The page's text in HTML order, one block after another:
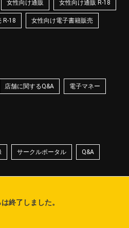
終了しました。
女性向け通販 女性向け通販 R-18
R-18 女性向け電子書籍販売
店舗に関するQ&A 電子マネー
サークルポータル Q&A
ティア[Fantia]